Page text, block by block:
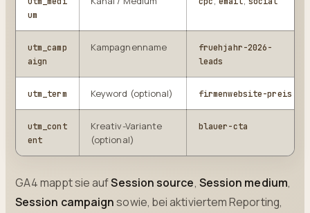
um
utm_camp
aign
Kampagnenname
fruehjahr-2026-
leads
utm_term Keyword (optional) firmenwebsite-preis
utm_cont
ent
Kreativ-Variante
(optional)
blauer-cta
GA4 mappt sie aufSession source, Session medium,
Session campaignsowie, bei aktiviertem Reporting,